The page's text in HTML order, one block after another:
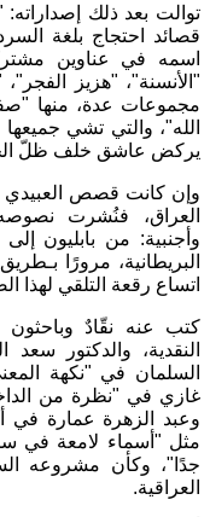
قصائد احتجاج بلغة
اسمه في عناوين
"الأنسنة"، "هزيز
مجموعات عدة، منها
الله"، والتي تشي
يركض عاشق خلف ظلّ
وإن كانت قصص العبيدي
العراق، فنُشرت
وأجنبية: من بابليون
البريطانية، مرورًا
اتساع رقعة التلقي لهذا
كتب عنه نقّادٌ
النقدية، والدكتور سعد
السلمان في "نكهة
غازي في "نظرة من
وعبد الزهرة عمارة
مثل "أسماء لامعة في
جدًا"، وكأن مشروعه
العراقية.